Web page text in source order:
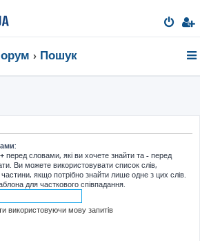
Пошук
+ перед словами, які ви хочете знайти та - перед
Ви можете використовувати список слів,
якщо потрібно знайти лише одне з цих слів.
для часткового співпадання.
використовуючи мову запитів